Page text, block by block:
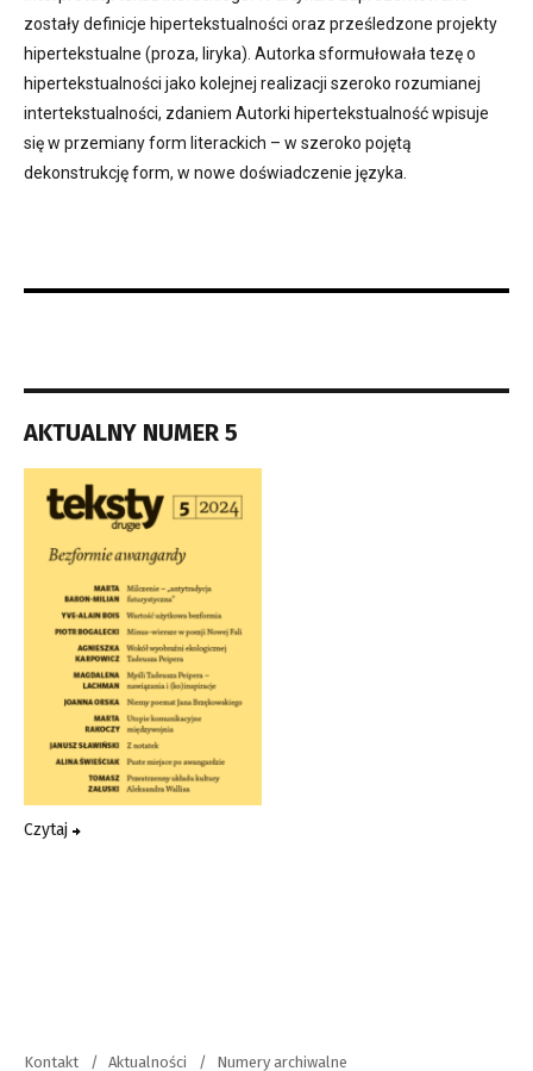
zostały definicje hipertekstualności oraz prześledzone projekty
hipertekstualne (proza, liryka). Autorka sformułowała tezę o
hipertekstualności jako kolejnej realizacji szeroko rozumianej
intertekstualności, zdaniem Autorki hipertekstualność wpisuje
się w przemiany form literackich – w szeroko pojętą
dekonstrukcję form, w nowe doświadczenie języka.
AKTUALNY NUMER 5
Czytaj
Kontakt Aktualności Numery archiwalne